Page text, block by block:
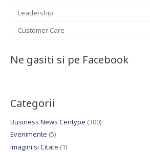
Leadership
Customer Care
Ne gasiti si pe Facebook
Categorii
Business News Centype (300)
Evenimente (5)
Imagini si Citate (1)